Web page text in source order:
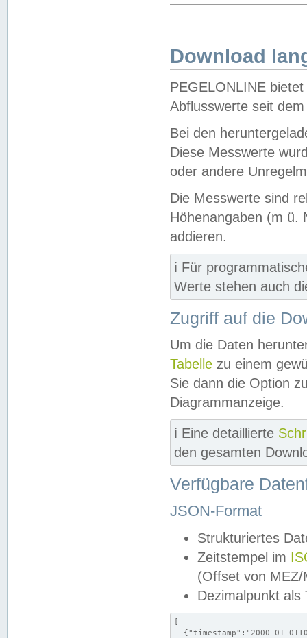
Download
PEGELONLINE
Abflusswerte seit
Bei den
Diese Messwerte
oder andere
Die Messwerte sind
Höhenangaben (m ü.
addieren.
ℹ️ Für
Werte stehen auch
Zugriff auf die
Um die Daten
Tabelle zu einem
Sie dann die Option
Diagrammanzeige.
ℹ️ Eine detaillierte
den gesamten
Verfügbare
JSON-Format
Strukturiertes
Zeitstempel im
(Offset von MEZ/
Dezimalpunkt als
[
{"timestamp":"2000-01-